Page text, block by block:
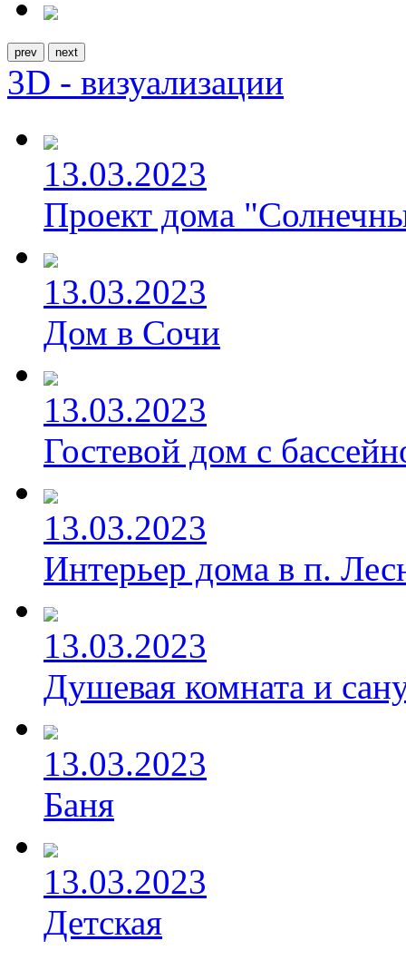
prev next
3D - визуализации
13.03.2023
Проект дома
13.03.2023
Дом в Сочи
13.03.2023
Гостевой дом с
13.03.2023
Интерьер дома в п.
13.03.2023
Душевая комната и
13.03.2023
Баня
13.03.2023
Детская